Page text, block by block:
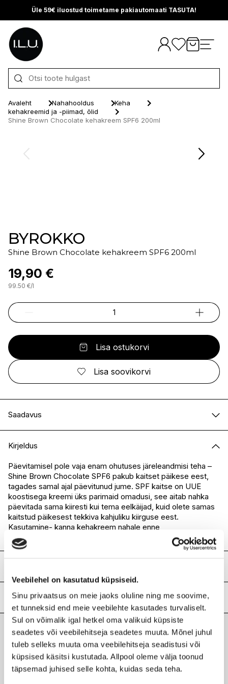
Veebilehel on kasutatud küpsiseid.
Sinu privaatsus on meie jaoks oluline ning me soovime,
et tunneksid end meie veebilehte kasutades turvaliselt.
Sul on võimalik igal hetkel oma valikuid küpsiste
seadetes või veebilehitseja seadetes muuta. Mõnel juhul
tuleb selleks muuta oma veebilehitseja seadistusi või
küpsised käsitsi kustutada. Allpool oleme välja toonud
täpsemad juhised selle kohta, kuidas seda teha.
Üle 59€ iluostud toimetame pakiautomaati TASUTA!
Otse sisu juurde
Avaleht Nahahooldus
Keha
kehakreemid ja -piimad, õlid
Shine Brown Chocolate kehakreem SPF6 200ml
BYROKKO
Shine Brown Chocolate kehakreem SPF6 200ml
19,90 €
99.50 €/l
Lisa ostukorvi
Lisa soovikorvi
Saadavus
I.L.U. Kristiine
I.L.U. Ülemiste
Saadaval
I.L.U. Rocca
Saadaval
I.L.U. Lõunakeskus
Saadaval
I.L.U. Pärnu
Saadaval
Kirjeldus
Päevitamisel pole vaja enam ohutuses järeleandmisi teha –
Shine Brown Chocolate SPF6 pakub kaitset päikese eest,
tagades samal ajal päevitunud jume. SPF kaitse on UUE
koostisega kreemi üks parimaid omadusi, see aitab nahka
päevitada sama kiiresti kui tema eelkäijad, kuid olete samas
kaitstud päikesest tekkiva kahjuliku kiirguse eest.
Kasutamine- kanna kehakreem nahale enne
päikese/solaariumi kätte minemimist.
Petrolatum, Juglans Regia (Walnut) Seed Oil, Olea Europaea
Fruit Oil, Butyrospermum Parkii Butter, Isopropyl Myristate,
Hydrogenated Olive Oil, Theobroma Cacao Seed Butter,
Helianthus Annuus Seed Oil, Bis-Ethylhexyloxyphenol
Methoxyphenyl Triazine, Butyloctyl Salicylate, Cocos
Nucifera Oil, Parfum, Theobroma Cacao Fruit Powder,
Lecithin, Calendula officinalis Flower Extract, Tocopherol,
Beta – Carotene, Limonene, Eugenol.
Lisainfo
Kaubamärk
BYROKKO
Laokood
H0198420
Ribakood
3830079880954
Viimati vaadatud tooted